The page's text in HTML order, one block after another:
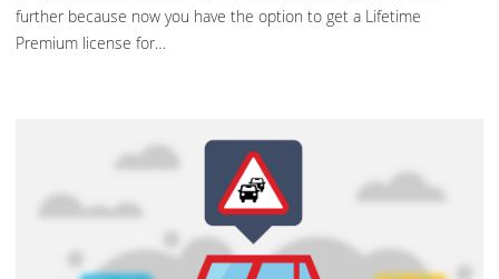
further because now you have the option to get a Lifetime
Premium license for…